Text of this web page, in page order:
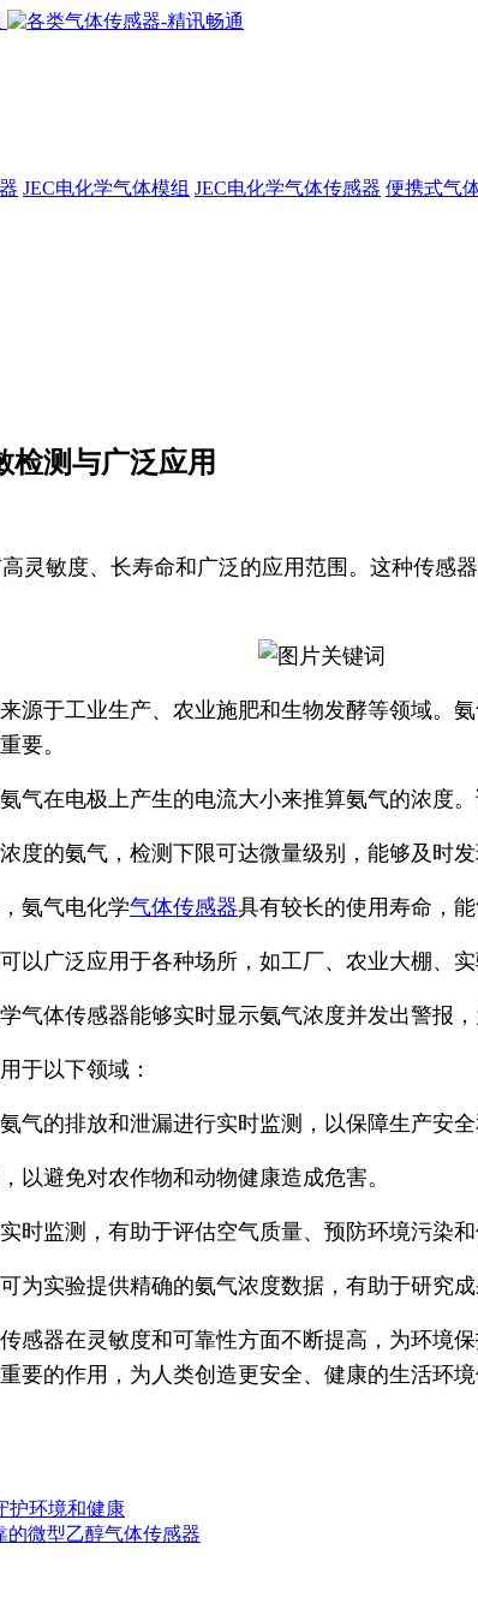
JEC电化学气体模组 JEC电化学气体传感器 便携式气
检测与广泛应用
灵敏度、长寿命和广泛的应用范围。这种传感
源于工业生产、农业施肥和生物发酵等领域。
要。
气在电极上产生的电流大小来推算氨气的浓度
度的氨气，检测下限可达微量级别，能够及时发
氨气电化学气体传感器具有较长的使用寿命，
广泛应用于各种场所，如工厂、农业大棚、实
气体传感器能够实时显示氨气浓度并发出警报
于以下领域：
气的排放和泄漏进行实时监测，以保障生产安全
以避免对农作物和动物健康造成危害。
时监测，有助于评估空气质量、预防环境污染和
为实验提供精确的氨气浓度数据，有助于研究成
感器在灵敏度和可靠性方面不断提高，为环境
要的作用，为人类创造更安全、健康的生活环境
护环境和健康
的微型乙醇气体传感器